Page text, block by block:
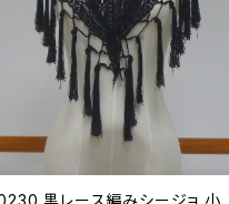
黒レース編みシージョ 小